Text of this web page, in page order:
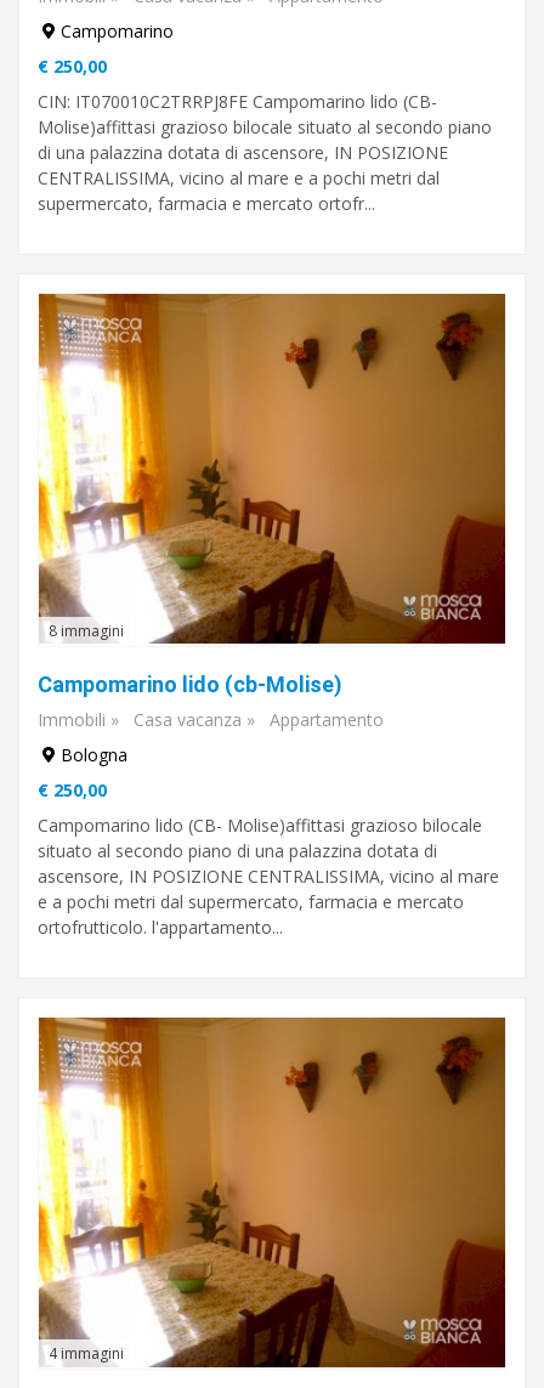
Campomarino
€ 250,00
CIN: IT070010C2TRRPJ8FE Campomarino lido (CB-
Molise)affittasi grazioso bilocale situato al secondo piano
di una palazzina dotata di ascensore, IN POSIZIONE
CENTRALISSIMA, vicino al mare e a pochi metri dal
supermercato, farmacia e mercato ortofr...
8 immagini
Campomarino lido (cb-Molise)
Immobili » Casa vacanza »
Appartamento
Bologna
€ 250,00
Campomarino lido (CB- Molise)affittasi grazioso bilocale
situato al secondo piano di una palazzina dotata di
ascensore, IN POSIZIONE CENTRALISSIMA, vicino al mare
e a pochi metri dal supermercato, farmacia e mercato
ortofrutticolo. l'appartamento...
4 immagini